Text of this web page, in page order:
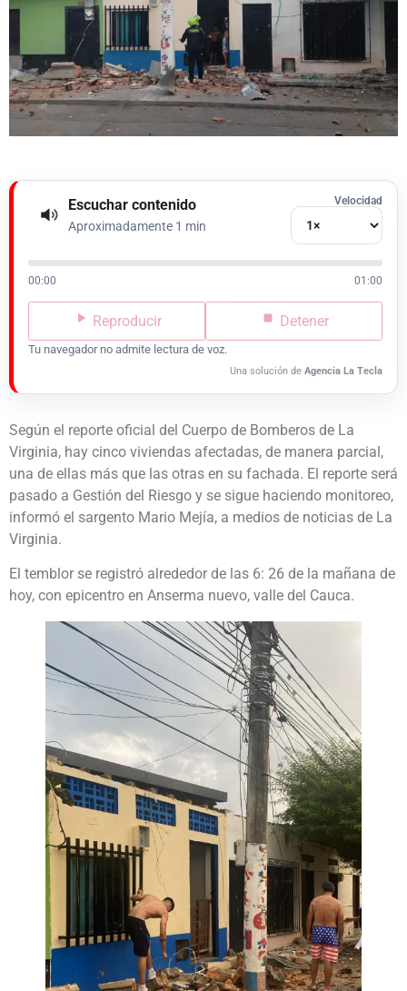
Escuchar contenido
Aproximadamente 1 min
Velocidad
00:00 01:00
Reproducir Detener
Tu navegador no admite lectura de voz.
Una solución de Agencia La Tecla
Según el reporte oficial del Cuerpo de Bomberos de La
Virginia, hay cinco viviendas afectadas, de manera parcial,
una de ellas más que las otras en su fachada. El reporte será
pasado a Gestión del Riesgo y se sigue haciendo monitoreo,
informó el sargento Mario Mejía, a medios de noticias de La
Virginia.
El temblor se registró alrededor de las 6: 26 de la mañana de
hoy, con epicentro en Anserma nuevo, valle del Cauca.